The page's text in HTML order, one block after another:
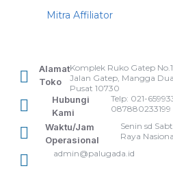
Mitra Affiliator
Alamat
Toko
Komplek Ruko Gatep
Jalan Gatep, Mangga
Pusat 10730
Hubungi
Kami
Telp: 021-
087880233199
Waktu/Jam
Operasional
Senin sd
Raya
admin@palugada.id